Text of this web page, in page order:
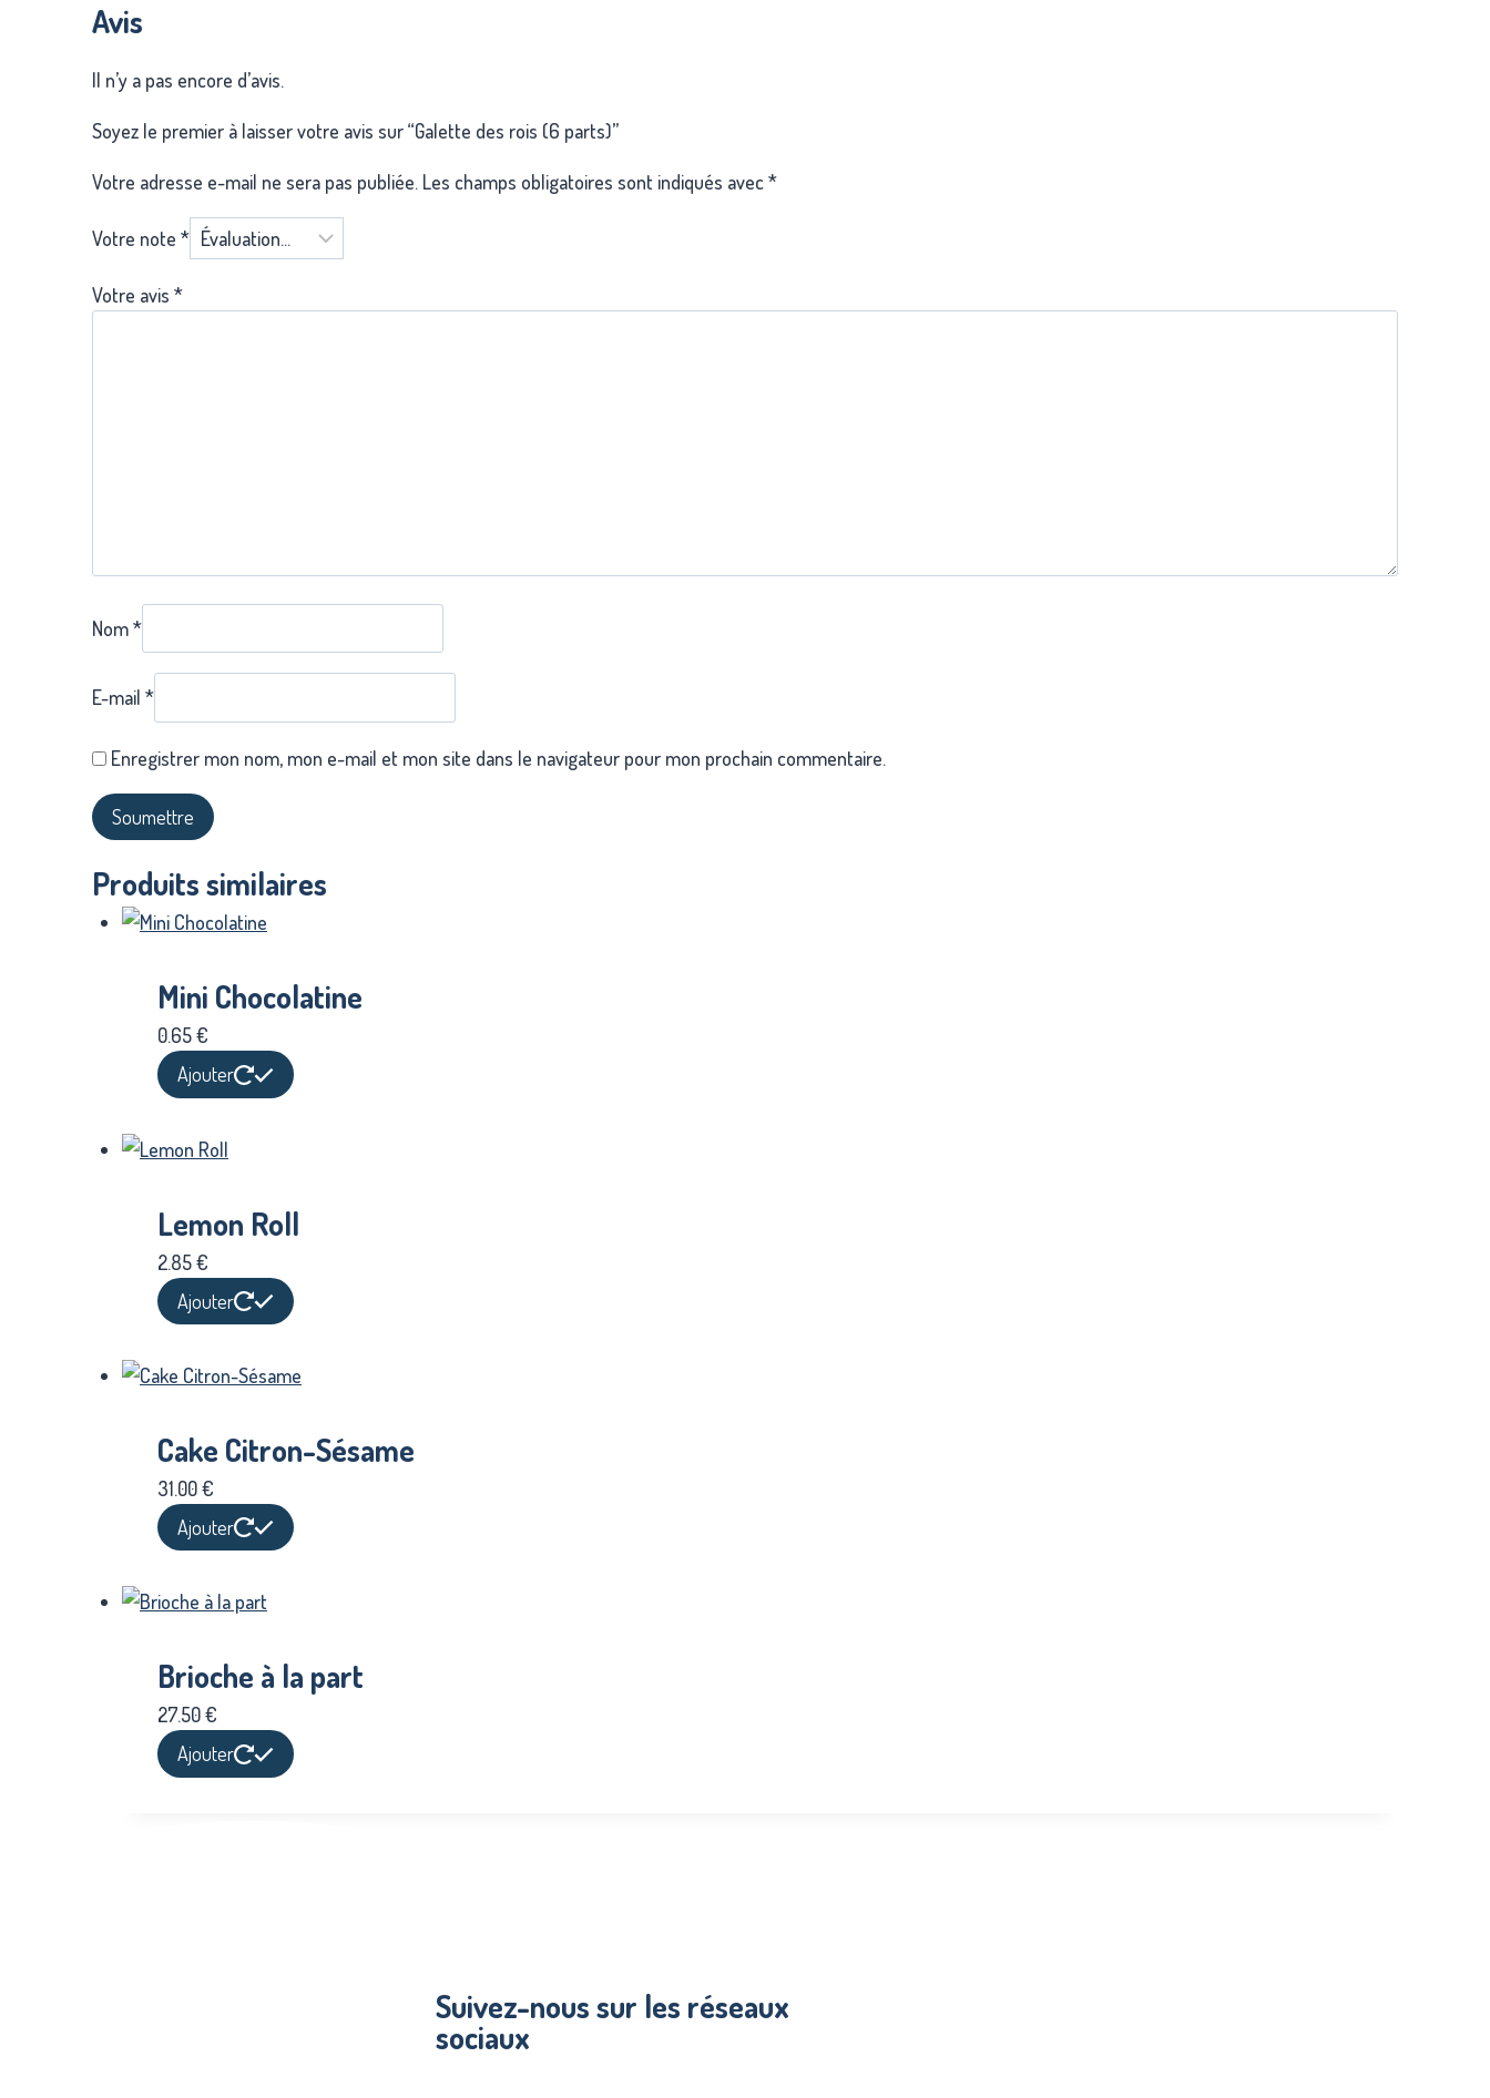
Avis
Il n’y a pas encore d’avis.
Soyez le premier à laisser votre avis sur “Galette des rois (6 parts)”
Votre adresse e-mail ne sera pas publiée. Les champs obligatoires sont indiqués avec*
Votre note *
Votre avis *
Nom*
E-mail *
Enregistrer mon nom, mon e-mail et mon site dans le navigateur pour mon prochain commentaire.
Produits similaires
Mini Chocolatine
0.65€
Ajouter
Lemon Roll
2.85€
Ajouter
Cake Citron-Sésame
31.00€
Ajouter
Brioche à la part
27.50€
Ajouter
Suivez-nous sur les réseaux
sociaux